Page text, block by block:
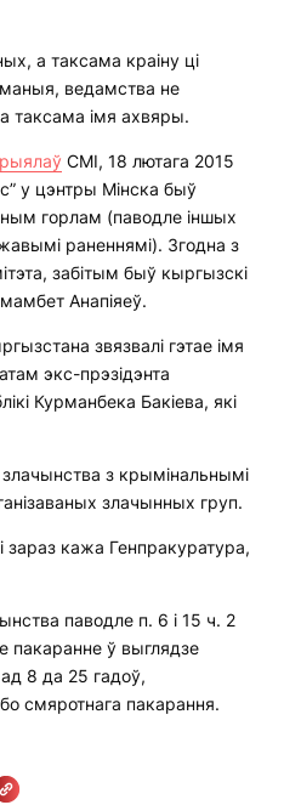
а таксама краіну ці
ведамства не
таксама імя ахвяры.
СМІ, 18 лютага 2015
у цэнтры Мінска быў
горлам (паводле іншых
раненнямі). Згодна з
забітым быў кыргызскі
Анапіяеў.
звязвалі гэтае імя
экс-прэзідэнта
Курманбека Бакіева, які
злачынства з крымінальнымі
злачынных груп.
зараз кажа Генпракуратура,
паводле п. 6 і 15 ч. 2
пакаранне ў выглядзе
ад 8 да 25 гадоў,
смяротнага пакарання.